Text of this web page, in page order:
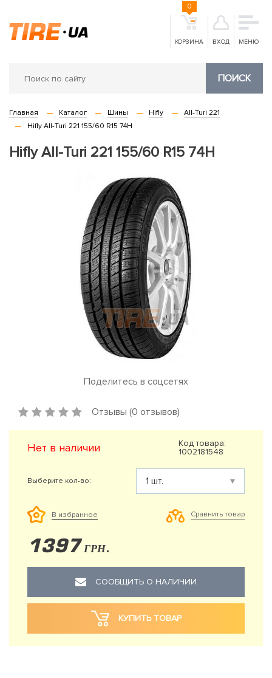
КОРЗИНА
0
ВХОД МЕНЮ
ПОИСК
Главная Каталог Шины Hifly
All-Turi 221
Hifly All-Turi 221 155/60 R15 74H
Hifly All-Turi 221 155/60 R15 74H
Поделитесь в соцсетях
Отзывы (0 отзывов)
Нет в наличии
Код товара:
1002181548
Выберите кол-во:
В избранное Сравнить товар
1397 ГРН.
СООБЩИТЬ О НАЛИЧИИ
КУПИТЬ ТОВАР